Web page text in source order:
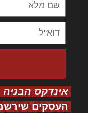
אינדקס
העסקים